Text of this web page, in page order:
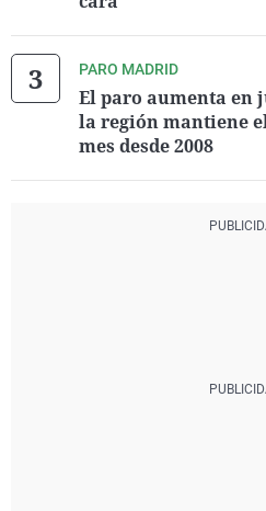
PARO MADRID
El paro aumenta en
la región mantiene
mes desde 2008